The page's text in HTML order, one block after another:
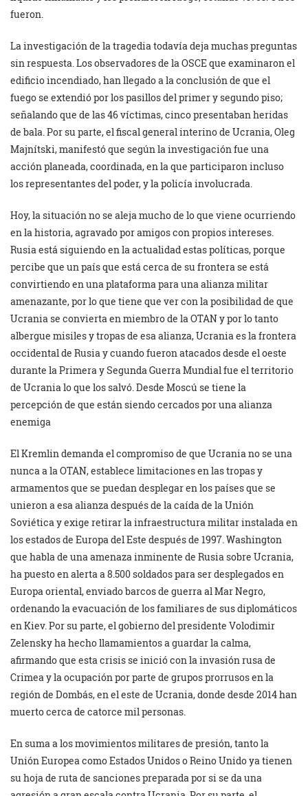
fueron.
La investigación de la tragedia todavía deja muchas preguntas
sin respuesta. Los observadores de la OSCE que examinaron el
edificio incendiado, han llegado a la conclusión de que el
fuego se extendió por los pasillos del primer y segundo piso;
señalando que de las 46 víctimas, cinco presentaban heridas
de bala. Por su parte, el fiscal general interino de Ucrania, Oleg
Majnítski, manifestó que según la investigación fue una
acción planeada, coordinada, en la que participaron incluso
los representantes del poder, y la policía involucrada.
Hoy, la situación no se aleja mucho de lo que viene ocurriendo
en la historia, agravado por amigos con propios intereses.
Rusia está siguiendo en la actualidad estas políticas, porque
percibe que un país que está cerca de su frontera se está
convirtiendo en una plataforma para una alianza militar
amenazante, por lo que tiene que ver con la posibilidad de que
Ucrania se convierta en miembro de la OTAN y por lo tanto
albergue misiles y tropas de esa alianza, Ucrania es la frontera
occidental de Rusia y cuando fueron atacados desde el oeste
durante la Primera y Segunda Guerra Mundial fue el territorio
de Ucrania lo que los salvó. Desde Moscú se tiene la
percepción de que están siendo cercados por una alianza
enemiga
El Kremlin demanda el compromiso de que Ucrania no se una
nunca a la OTAN, establece limitaciones en las tropas y
armamentos que se puedan desplegar en los países que se
unieron a esa alianza después de la caída de la Unión
Soviética y exige retirar la infraestructura militar instalada en
los estados de Europa del Este después de 1997. Washington
que habla de una amenaza inminente de Rusia sobre Ucrania,
ha puesto en alerta a 8.500 soldados para ser desplegados en
Europa oriental, enviado barcos de guerra al Mar Negro,
ordenando la evacuación de los familiares de sus diplomáticos
en Kiev. Por su parte, el gobierno del presidente Volodimir
Zelensky ha hecho llamamientos a guardar la calma,
afirmando que esta crisis se inició con la invasión rusa de
Crimea y la ocupación por parte de grupos prorrusos en la
región de Dombás, en el este de Ucrania, donde desde 2014 han
muerto cerca de catorce mil personas.
En suma a los movimientos militares de presión, tanto la
Unión Europea como Estados Unidos o Reino Unido ya tienen
su hoja de ruta de sanciones preparada por si se da una